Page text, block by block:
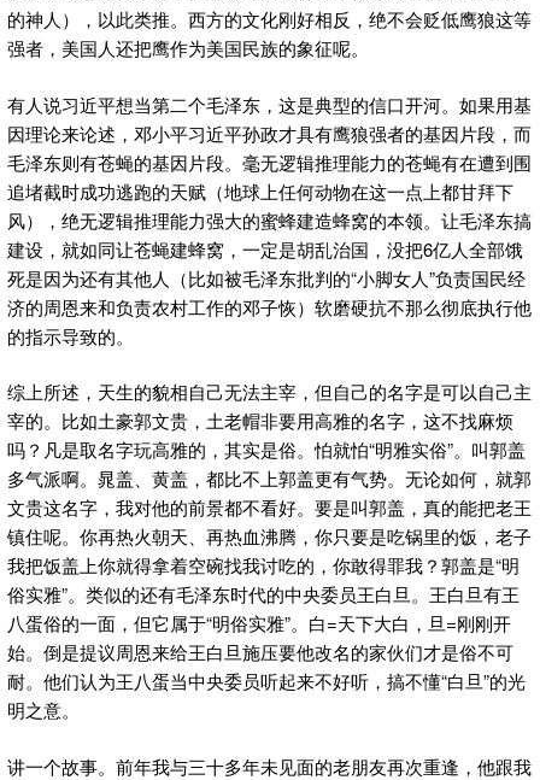
的神人），以此类推。西方的文化刚好相反，绝不会贬低鹰狼这等
强者，美国人还把鹰作为美国民族的象征呢。
有人说习近平想当第二个毛泽东，这是典型的信口开河。如果用基
因理论来论述，邓小平习近平孙政才具有鹰狼强者的基因片段，而
毛泽东则有苍蝇的基因片段。毫无逻辑推理能力的苍蝇有在遭到围
追堵截时成功逃跑的天赋（地球上任何动物在这一点上都甘拜下
风），绝无逻辑推理能力强大的蜜蜂建造蜂窝的本领。让毛泽东搞
建设，就如同让苍蝇建蜂窝，一定是胡乱治国，没把6亿人全部饿
死是因为还有其他人（比如被毛泽东批判的“小脚女人”负责国民经
济的周恩来和负责农村工作的邓子恢）软磨硬抗不那么彻底执行他
的指示导致的。
综上所述，天生的貌相自己无法主宰，但自己的名字是可以自己主
宰的。比如土豪郭文贵，土老帽非要用高雅的名字，这不找麻烦
吗？凡是取名字玩高雅的，其实是俗。怕就怕“明雅实俗”。叫郭盖
多气派啊。晁盖、黄盖，都比不上郭盖更有气势。无论如何，就郭
文贵这名字，我对他的前景都不看好。要是叫郭盖，真的能把老王
镇住呢。你再热火朝天、再热血沸腾，你只要是吃锅里的饭，老子
我把饭盖上你就得拿着空碗找我讨吃的，你敢得罪我？郭盖是“明
俗实雅”。类似的还有毛泽东时代的中央委员王白旦。王白旦有王
八蛋俗的一面，但它属于“明俗实雅”。白=天下大白，旦=刚刚开
始。倒是提议周恩来给王白旦施压要他改名的家伙们才是俗不可
耐。他们认为王八蛋当中央委员听起来不好听，搞不懂“白旦”的光
明之意。
讲一个故事。前年我与三十多年未见面的老朋友再次重逢，他跟我